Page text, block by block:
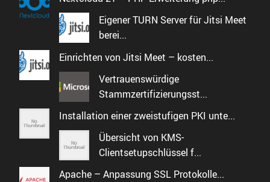
Eigener TURN Server für Jitsi Meet
berei...
Einrichten von Jitsi Meet – kosten...
Vertrauenswürdige
Stammzertifizierungsst...
Installation einer zweistufigen PKI unte...
Übersicht von KMS-
Clientsetupschlüssel f...
Apache – Anpassung SSL Protokolle...